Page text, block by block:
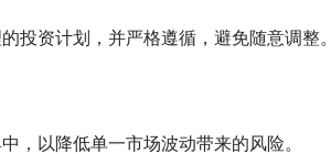
投资计划，并严格遵循，避免随意调整。
，以降低单一市场波动带来的风险。